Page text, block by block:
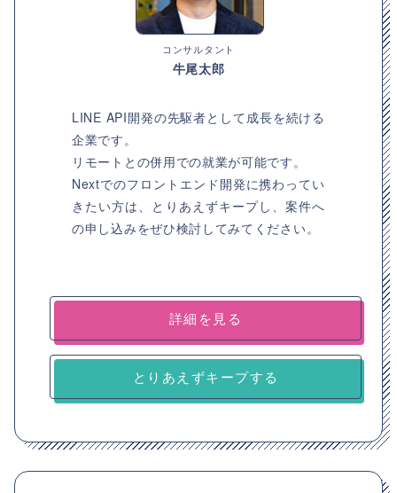
コンサルタント
牛尾太郎
LINE API開発の先駆者として成長を続ける
企業です。
リモートとの併用での就業が可能です。
Nextでのフロントエンド開発に携わってい
きたい方は、とりあえずキープし、案件へ
の申し込みをぜひ検討してみてください。
詳細を見る
とりあえずキープする